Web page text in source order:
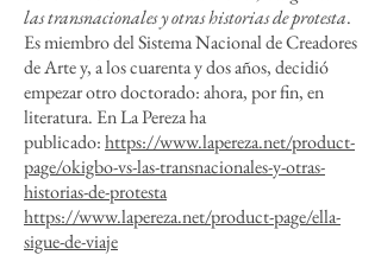
las transnacionales y otras historias de protesta.
Es miembro del Sistema Nacional de Creadores
de Arte y, a los cuarenta y dos años, decidió
empezar otro doctorado: ahora, por fin, en
literatura. En La Pereza ha
publicado:https://www.lapereza.net/product-
page/okigbo-vs-las-transnacionales-y-otras-
historias-de-protesta
https://www.lapereza.net/product-page/ella-
sigue-de-viaje